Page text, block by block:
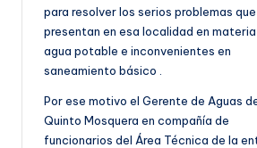
para resolver los serios problemas
presentan en esa localidad en
agua potable e inconvenientes en
saneamiento básico .
Por ese motivo el Gerente de Aguas
Quinto Mosquera en compañía de
funcionarios del Área Técnica de la